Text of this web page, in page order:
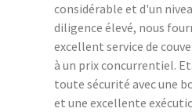
considérable et d'un
diligence élevé, nous
excellent service de
à un prix concurrentiel.
toute sécurité avec une
et une excellente